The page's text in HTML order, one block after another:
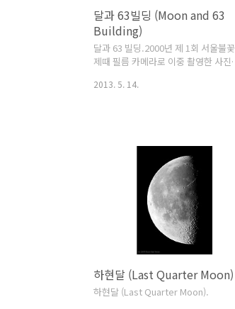
달과 63빌딩 (Moon and 63
Building)
달과 63 빌딩.2000년 제 1회 서울불
제때 필름 카메라로 이중 촬영한 사진
다. 벌써 13년이나 된 사진이네요.스캔
2013. 5. 14.
하현달 (Last Quarter Moon)
하현달 (Last Quarter Moon).